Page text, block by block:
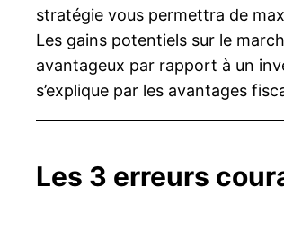
stratégie vous permettra de
Les gains potentiels sur le
avantageux par rapport à un
s’explique par les avantages
Les 3 erreurs